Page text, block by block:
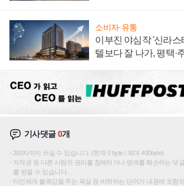
소비자·유통
이부진 야심작 '신라스
텔보다 잘 나가, 평택·
기사댓글0개
200자까지 쓰실 수 있습니다. (현재 0 byte / 최대 400byte)
저작권 등 다른 사람의 권리를 침해하거나 명예를 훼손하는 댓
를 받을 수 있습니다.
타인에게 불쾌감을 주는 욕설 등 비하하는 단어가 내용에 포함